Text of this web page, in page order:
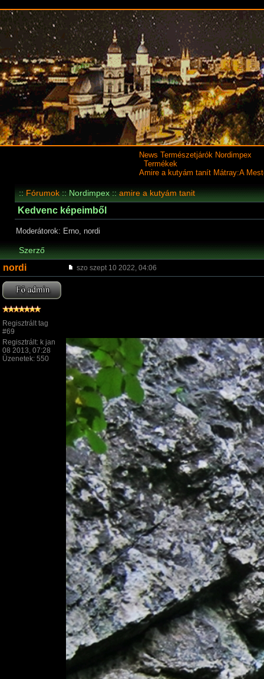
News Természetjárók Nordimpex
Termékek
Amire a kutyám tanít Mátray:A
::Fórumok:: Nordimpex ::amire a kutyám tanit
Kedvenc képeimből
Moderátorok: Erno, nordi
Szerző
nordi szo szept 10 2022, 04:06
Regisztrált tag
#69
Regisztrált: k jan
08 2013, 07:28
Üzenetek: 550